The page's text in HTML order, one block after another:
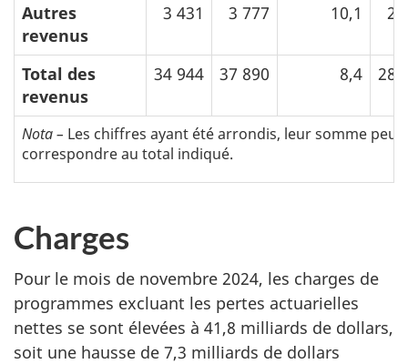
Autres
revenus
3 431 3 777 10,1
Total des
revenus
34 944 37 890 8,4
Nota – Les chiffres ayant été arrondis, leur somme peut
correspondre au total indiqué.
Charges
Pour le mois de novembre 2024, les charges de
programmes excluant les pertes actuarielles
nettes se sont élevées à 41,8 milliards de dollars,
soit une hausse de 7,3 milliards de dollars